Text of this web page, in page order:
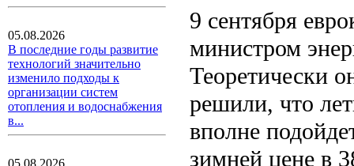
05.08.2026
В последние годы развитие
технологий значительно
изменило подходы к
организации систем
отопления и водоснабжения
в...
05.08.2026
9 сентября
министром
Теоретически
решили, что
вполне
зимней цене в